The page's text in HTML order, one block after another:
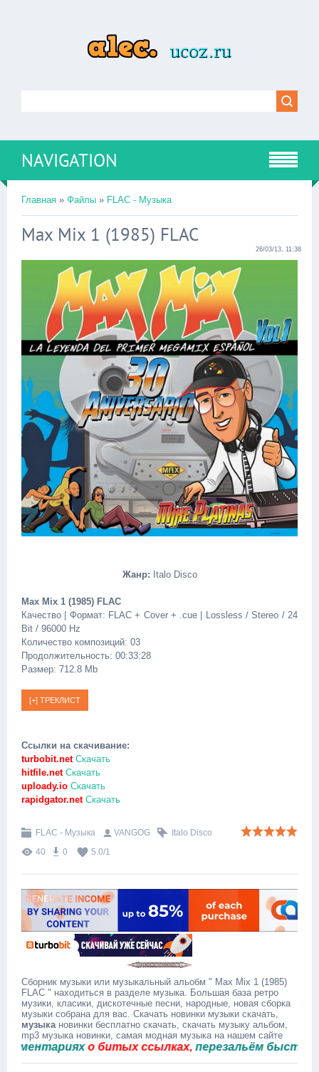
NAVIGATION
Главная » Файлы » FLAC - Музыка
Max Mix 1 (1985) FLAC
26/03/13, 11:38
Жанр: Italo Disco
Max Mix 1 (1985) FLAC
Качество | Формат: FLAC + Cover + .cue | Lossless / Stereo / 24
Bit / 96000 Hz
Количество композиций: 03
Продолжительность: 00:33:28
Размер: 712.8 Mb
Ссылки на скачивание:
turbobit.netСкачать
hitfile.netСкачать
uploady.io Скачать
rapidgator.netСкачать
FLAC - Музыка VANGOG
Italo Disco
40
0 5.0/1
Сборник музыки или музыкальный альобм " Max Mix 1 (1985)
FLAC " находиться в разделе музыка. Большая база ретро
музики, класики, дискотечные песни, народные, новая сборка
музыки собрана для вас. Скачать новинки музыки скачать,
музыкановинки бесплатно скачать, скачать музыку альбом,
mp3 музыка новинки, самая модная музыка на нашем сайте
о битых ссылках,перезальём быстро.